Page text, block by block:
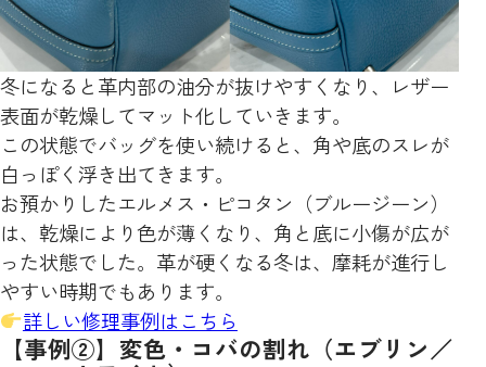
冬になると革内部の油分が抜けやすくなり、レザー
表面が乾燥してマット化していきます。
この状態でバッグを使い続けると、角や底のスレが
白っぽく浮き出てきます。
お預かりしたエルメス・ピコタン（ブルージーン）
は、乾燥により色が薄くなり、角と底に小傷が広が
った状態でした。革が硬くなる冬は、摩耗が進行し
やすい時期でもあります。
詳しい修理事例はこちら
【事例②】変色・コバの割れ（エブリン／